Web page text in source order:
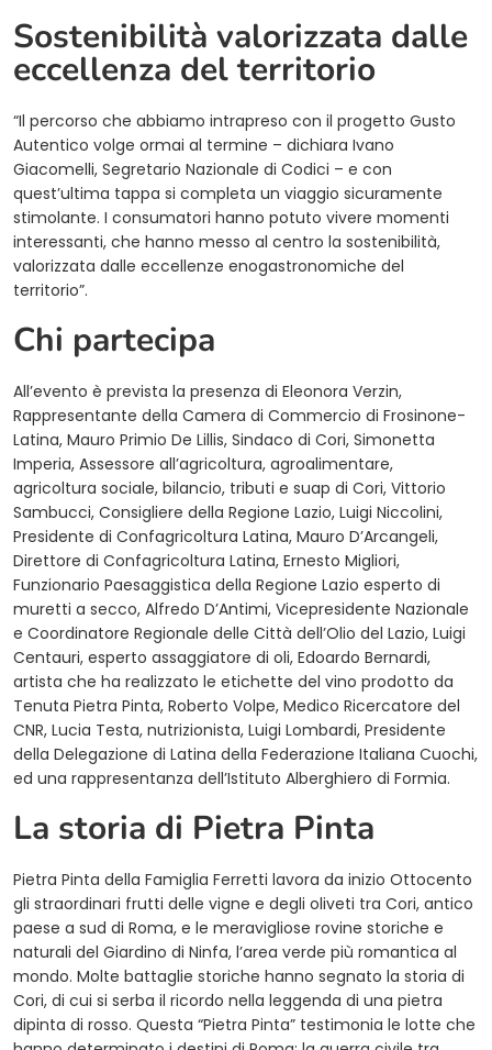
Sostenibilità valorizzata dalle
eccellenza del territorio
“Il percorso che abbiamo intrapreso con il progetto Gusto
Autentico volge ormai al termine – dichiara Ivano
Giacomelli, Segretario Nazionale di Codici – e con
quest’ultima tappa si completa un viaggio sicuramente
stimolante. I consumatori hanno potuto vivere momenti
interessanti, che hanno messo al centro la sostenibilità,
valorizzata dalle eccellenze enogastronomiche del
territorio”.
Chi partecipa
All’evento è prevista la presenza di Eleonora Verzin,
Rappresentante della Camera di Commercio di Frosinone-
Latina, Mauro Primio De Lillis, Sindaco di Cori, Simonetta
Imperia, Assessore all’agricoltura, agroalimentare,
agricoltura sociale, bilancio, tributi e suap di Cori, Vittorio
Sambucci, Consigliere della Regione Lazio, Luigi Niccolini,
Presidente di Confagricoltura Latina, Mauro D’Arcangeli,
Direttore di Confagricoltura Latina, Ernesto Migliori,
Funzionario Paesaggistica della Regione Lazio esperto di
muretti a secco, Alfredo D’Antimi, Vicepresidente Nazionale
e Coordinatore Regionale delle Città dell’Olio del Lazio, Luigi
Centauri, esperto assaggiatore di oli, Edoardo Bernardi,
artista che ha realizzato le etichette del vino prodotto da
Tenuta Pietra Pinta, Roberto Volpe, Medico Ricercatore del
CNR, Lucia Testa, nutrizionista, Luigi Lombardi, Presidente
della Delegazione di Latina della Federazione Italiana Cuochi,
ed una rappresentanza dell’Istituto Alberghiero di Formia.
La storia di Pietra Pinta
Pietra Pinta della Famiglia Ferretti lavora da inizio Ottocento
gli straordinari frutti delle vigne e degli oliveti tra Cori, antico
paese a sud di Roma, e le meravigliose rovine storiche e
naturali del Giardino di Ninfa, l’area verde più romantica al
mondo. Molte battaglie storiche hanno segnato la storia di
Cori, di cui si serba il ricordo nella leggenda di una pietra
dipinta di rosso. Questa “Pietra Pinta” testimonia le lotte che